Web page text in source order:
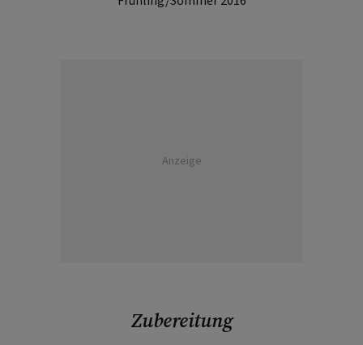
Anzeige
Zubereitung